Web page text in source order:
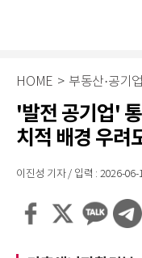
HOME > 부동산·공기업
'발전 공기업'
치적 배경 우려
이진성 기자 / 입력 : 2026-06-